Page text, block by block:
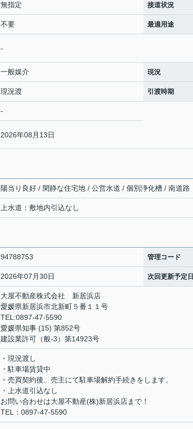
無指定 接道状況
不要 最適用途
-
一般媒介 現況
現況渡 引渡時期
-
2026年08月13日
陽当り良好 / 閑静な住宅地 / 公営水道 / 個別浄化槽 / 南道路
上水道：敷地内引込なし
94788753 管理コード
2026年07月30日 次回更新予定日
大屋不動産株式会社 新居浜店
愛媛県新居浜市北新町５番１１号
TEL:0897-47-5590
愛媛県知事 (15) 第852号
建設業許可（般-3）第14923号
・現況渡し
・駐車場賃貸中
・売買契約後、売主にて駐車場解約手続きをします。
・上水道引込なし
お問い合わせは大屋不動産(株)新居浜店まで！
TEL：0897-47-5590